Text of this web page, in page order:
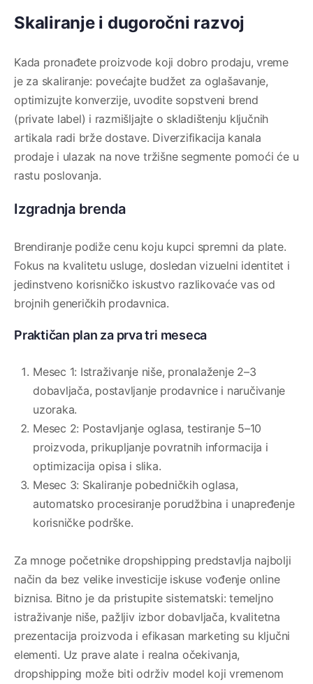
Skaliranje i dugoročni razvoj
Kada pronađete proizvode koji dobro prodaju, vreme
je za skaliranje: povećajte budžet za oglašavanje,
optimizujte konverzije, uvodite sopstveni brend
(private label) i razmišljajte o skladištenju ključnih
artikala radi brže dostave. Diverzifikacija kanala
prodaje i ulazak na nove tržišne segmente pomoći će u
rastu poslovanja.
Izgradnja brenda
Brendiranje podiže cenu koju kupci spremni da plate.
Fokus na kvalitetu usluge, dosledan vizuelni identitet i
jedinstveno korisničko iskustvo razlikovaće vas od
brojnih generičkih prodavnica.
Praktičan plan za prva tri meseca
Mesec 1: Istraživanje niše, pronalaženje 2–3
dobavljača, postavljanje prodavnice i naručivanje
uzoraka.
Mesec 2: Postavljanje oglasa, testiranje 5–10
proizvoda, prikupljanje povratnih informacija i
optimizacija opisa i slika.
Mesec 3: Skaliranje pobedničkih oglasa,
automatsko procesiranje porudžbina i unapređenje
korisničke podrške.
Za mnoge početnike dropshipping predstavlja najbolji
način da bez velike investicije iskuse vođenje online
biznisa. Bitno je da pristupite sistematski: temeljno
istraživanje niše, pažljiv izbor dobavljača, kvalitetna
prezentacija proizvoda i efikasan marketing su ključni
elementi. Uz prave alate i realna očekivanja,
dropshipping može biti održiv model koji vremenom